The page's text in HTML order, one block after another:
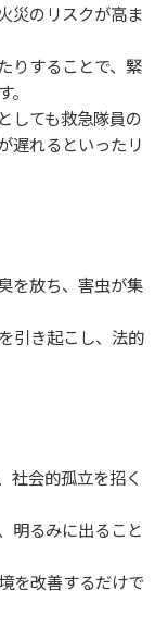
災のリスクが高ま
りすることで、緊
しても救急隊員の
遅れるといったリ
を放ち、害虫が集
引き起こし、法的
社会的孤立を招く
明るみに出ること
を改善するだけで